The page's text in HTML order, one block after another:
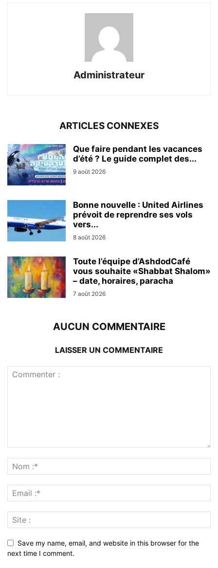
Administrateur
ARTICLES CONNEXES
Que faire pendant les vacances
d’été ? Le guide complet des...
9 août 2026
Bonne nouvelle : United Airlines
prévoit de reprendre ses vols
vers...
8 août 2026
Toute l’équipe d’AshdodCafé
vous souhaite «Shabbat Shalom»
– date, horaires, paracha
7 août 2026
AUCUN COMMENTAIRE
LAISSER UN COMMENTAIRE
Save my name, email, and website in this browser for the
next time I comment.